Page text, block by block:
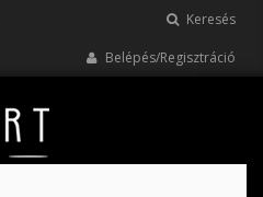
Keresés
Belépés/Regisztráció